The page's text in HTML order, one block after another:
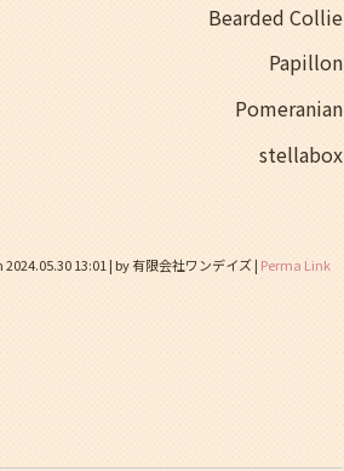
Bearded Collie
Papillon
Pomeranian
stellabox
2024.05.30 13:01 |by有限会社ワンデイズ| Perma Link